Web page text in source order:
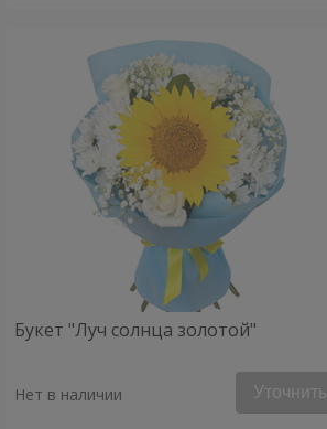
Букет "Луч солнца золотой"
Нет в наличии Уточнить